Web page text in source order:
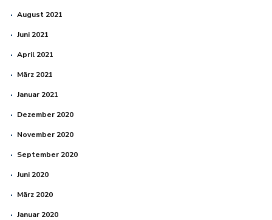
August 2021
Juni 2021
April 2021
März 2021
Januar 2021
Dezember 2020
November 2020
September 2020
Juni 2020
März 2020
Januar 2020